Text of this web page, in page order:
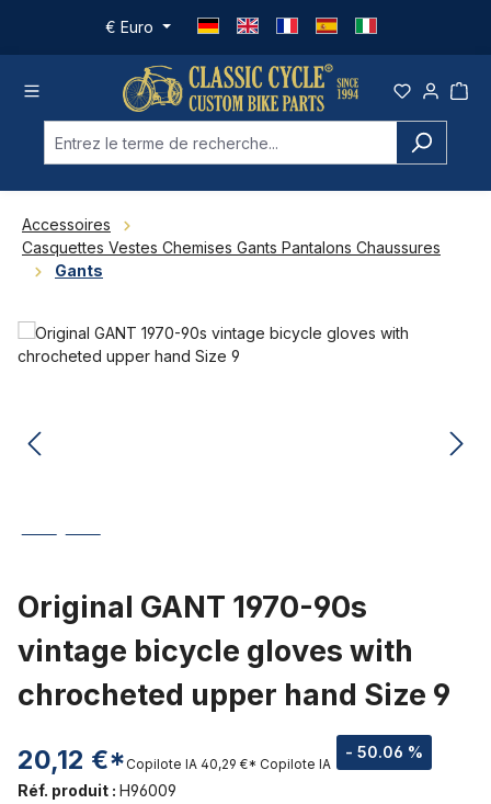
Passer au contenu principal
€ Euro
Accessoires
Casquettes Vestes Chemises Gants Pantalons Chaussures
Gants
Ignorer la galerie d'images
Original GANT 1970-90s
vintage bicycle gloves with
chrocheted upper hand Size 9
20,12 €* - 50.06 %
Copilote IA 40,29 €* Copilote IA
Réf. produit : H96009